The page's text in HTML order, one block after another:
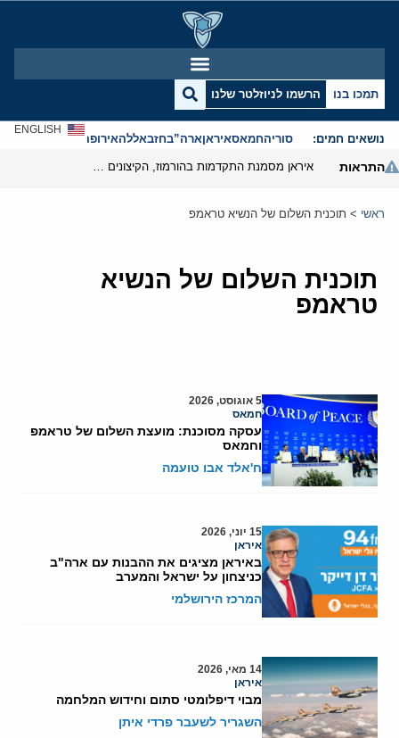
תמכו בנו הרשמו לניוזלטר שלנו
נושאים חמים: סוריהחמאסאיראןארה”בחזבאללהאירופהאנטישמיות
ENGLISH
התראות
ראשי > תוכנית השלום של הנשיא טראמפ
תוכנית השלום של הנשיא
טראמפ
5 אוגוסט, 2026
חמאס
עסקה מסוכנת: מועצת השלום של טראמפ
וחמאס
ח'אלד אבו טועמה
15 יוני, 2026
איראן
באיראן מציגים את ההבנות עם ארה"ב
כניצחון על ישראל והמערב
המרכז הירושלמי
14 מאי, 2026
איראן
מבוי דיפלומטי סתום וחידוש המלחמה
השגריר לשעבר פרדי איתן